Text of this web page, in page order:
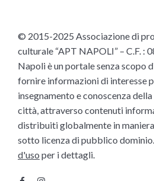
© 2015-2025 Associazione di
culturale “APT NAPOLI” – C.F. :
Napoli è un portale senza scopo
fornire informazioni di interesse
insegnamento e conoscenza
città, attraverso contenuti
distribuiti globalmente in
sotto licenza di pubblico dominio.
d'uso per i dettagli.